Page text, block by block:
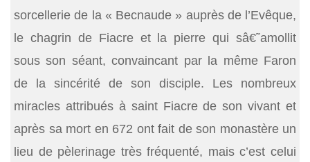
sorcellerie de la « Becnaude » auprès de l’Evêque,
le chagrin de Fiacre et la pierre qui sâ€˜amollit
sous son séant, convaincant par la même Faron
de la sincérité de son disciple. Les nombreux
miracles attribués à saint Fiacre de son vivant et
après sa mort en 672 ont fait de son monastère un
lieu de pèlerinage très fréquenté, mais c’est celui